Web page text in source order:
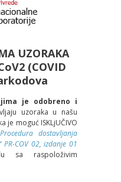
UZORAKA
(COVID
je odobreno i
uzoraka u našu
moguć ISKLjUČIVO
dostavlјanja
PR-COV 02, izdanje 01
sa raspoloživim